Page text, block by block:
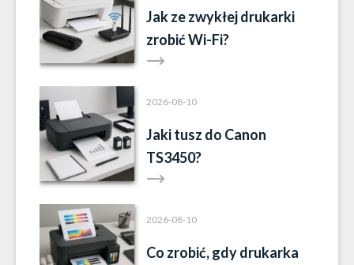
Jak ze zwykłej drukarki
zrobić Wi-Fi?
2026-08-10
Jaki tusz do Canon
TS3450?
2026-08-10
Co zrobić, gdy drukarka